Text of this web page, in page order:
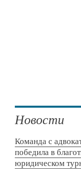
Новости
Команда с
победила в
юридическом